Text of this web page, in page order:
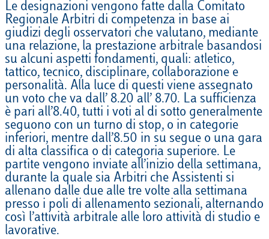
Le designazioni vengono fatte dalla Comitato
Regionale Arbitri di competenza in base ai
giudizi degli osservatori che valutano, mediante
una relazione, la prestazione arbitrale basandosi
su alcuni aspetti fondamenti, quali: atletico,
tattico, tecnico, disciplinare, collaborazione e
personalità. Alla luce di questi viene assegnato
un voto che va dall’ 8.20 all’ 8.70. La sufficienza
è pari all’8.40, tutti i voti al di sotto generalmente
seguono con un turno di stop, o in categorie
inferiori, mentre dall’8.50 in su segue o una gara
di alta classifica o di categoria superiore. Le
partite vengono inviate all’inizio della settimana,
durante la quale sia Arbitri che Assistenti si
allenano dalle due alle tre volte alla settimana
presso i poli di allenamento sezionali, alternando
così l’attività arbitrale alle loro attività di studio e
lavorative.